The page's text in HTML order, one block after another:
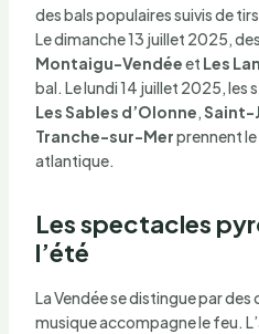
des bals populaires suivis de
Le dimanche 13 juillet 2025,
Montaigu-Vendéeet Les
bal. Le lundi 14 juillet 2025, les
Les Sables d’Olonne,Saint-
Tranche-sur-Merprennent
atlantique.
Les spectacles
l’été
La Vendée se distingue par
musique accompagne le feu.